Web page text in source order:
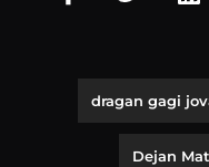
dragan gagi
Dejan